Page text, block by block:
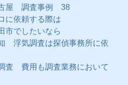
屋 調査事例 38
に依頼する際は
市でしたいなら
浮気調査は探偵事務所に依
査 費用も調査業務において